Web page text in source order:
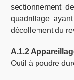
sectionnement
quadrillage
décollement du
A.1.2
Outil à poudre